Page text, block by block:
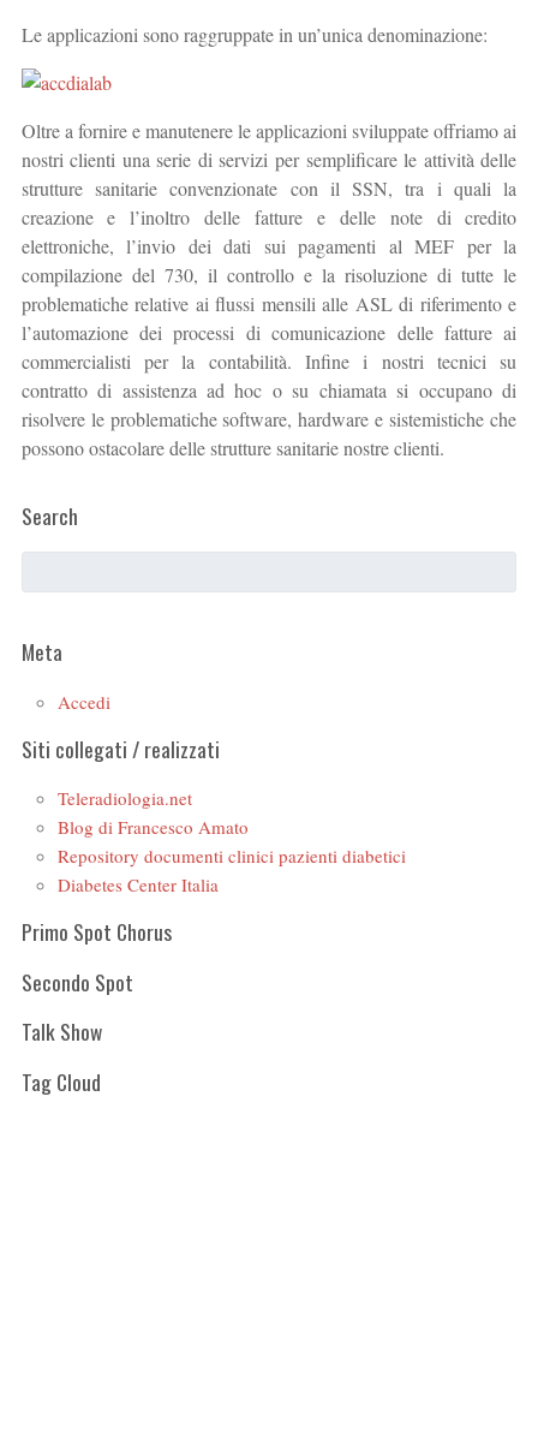
Le applicazioni sono raggruppate in un’unica denominazione:
Oltre a fornire e manutenere le applicazioni sviluppate offriamo ai
nostri clienti una serie di servizi per semplificare le attività delle
strutture sanitarie convenzionate con il SSN, tra i quali la
creazione e l’inoltro delle fatture e delle note di credito
elettroniche, l’invio dei dati sui pagamenti al MEF per la
compilazione del 730, il controllo e la risoluzione di tutte le
problematiche relative ai flussi mensili alle ASL di riferimento e
l’automazione dei processi di comunicazione delle fatture ai
commercialisti per la contabilità. Infine i nostri tecnici su
contratto di assistenza ad hoc o su chiamata si occupano di
risolvere le problematiche software, hardware e sistemistiche che
possono ostacolare delle strutture sanitarie nostre clienti.
Search
Meta
Accedi
Siti collegati / realizzati
Teleradiologia.net
Blog di Francesco Amato
Repository documenti clinici pazienti diabetici
Diabetes Center Italia
Primo Spot Chorus
Secondo Spot
Talk Show
Tag Cloud